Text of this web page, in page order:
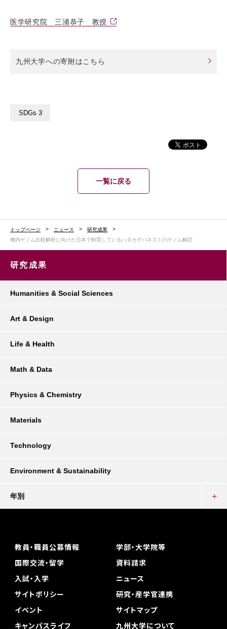
医学研究院 三浦恭子 教授
九州大学への寄附はこちら
SDGs 3
一覧に戻る
トップページ ニュース
研究成果
種内ゲノム比較解析に向けた日本で飼育しているハダカデバネズミのゲノム解読
研究成果
Humanities & Social Sciences
Art & Design
Life & Health
Math & Data
Physics & Chemistry
Materials
Technology
Environment & Sustainability
年別
教員・職員公募情報
学部・大学院等
国際交流・留学
資料請求
入試・入学
ニュース
サイトポリシー
研究・産学官連携
イベント
サイトマップ
キャンパスライフ
九州大学について